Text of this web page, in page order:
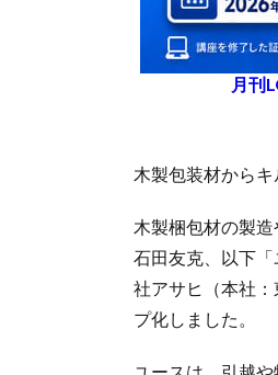
月刊
木製包装材から
木製梱包材の製
石田友克、以下
社アサヒ（本社
プ化しました。